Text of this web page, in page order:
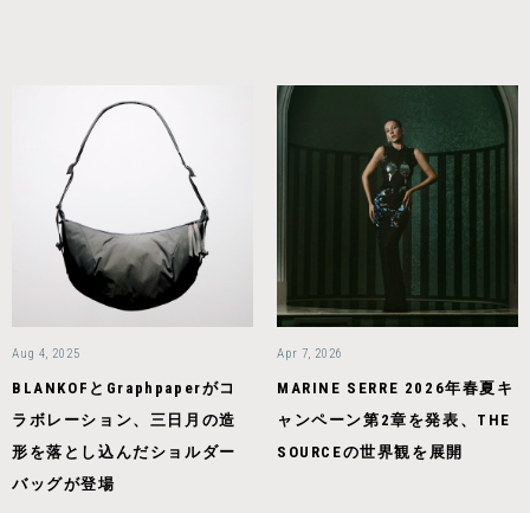
Aug 4, 2025
BLANKOFとGraphpaperがコ
ラボレーション、三日月の造
形を落とし込んだショルダー
バッグが登場
Apr 7, 2026
MARINE SERRE 2026年春夏キ
ャンペーン第2章を発表、THE
SOURCEの世界観を展開